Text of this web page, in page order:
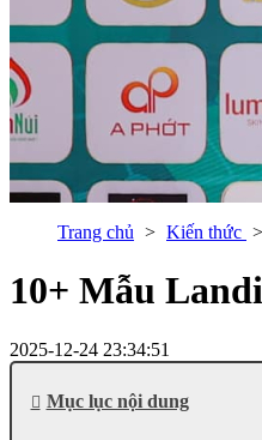
Trang chủ Kiến thức
10+ Mẫu
2025-12-24 23:34:51
Mục lục nội dung